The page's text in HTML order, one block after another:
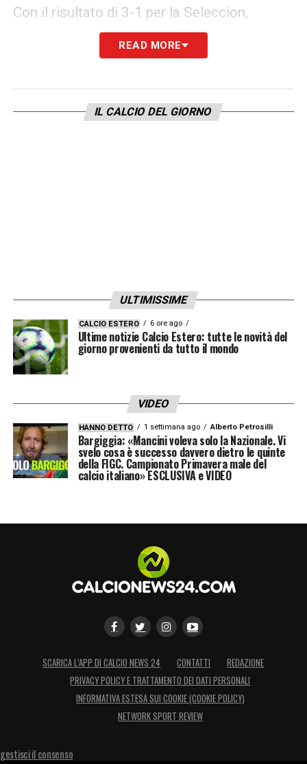
Con il risultato di 3-1 per la Seleccion,
ha mandato in campo il classe 2005
del Monza – ma di proprietà dell’
READ MORE
IL CALCIO DEL GIORNO
ULTIMISSIME
CALCIO ESTERO 6 ore ago
Ultime notizie Calcio Estero: tutte le novità del
giorno provenienti da tutto il mondo
VIDEO
HANNO DETTO 1 settimana ago Alberto Petrosilli
Bargiggia: «Mancini voleva solo la Nazionale. Vi
svelo cosa è successo davvero dietro le quinte
della FIGC. Campionato Primavera male del
calcio italiano» ESCLUSIVA e VIDEO
SCARICA L’APP DI CALCIO NEWS 24 CONTATTI
REDAZIONE
PRIVACY POLICY E TRATTAMENTO DEI DATI PERSONALI
INFORMATIVA ESTESA SUI COOKIE (COOKIE POLICY)
NETWORK SPORT REVIEW
gestisci il consenso